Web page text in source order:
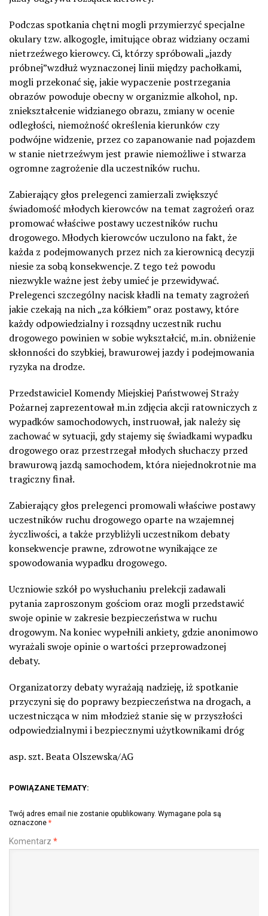
Podczas spotkania chętni mogli przymierzyć specjalne
okulary tzw. alkogogle, imitujące obraz widziany oczami
nietrzeźwego kierowcy. Ci, którzy spróbowali „jazdy
próbnej”wzdłuż wyznaczonej linii między pachołkami,
mogli przekonać się, jakie wypaczenie postrzegania
obrazów powoduje obecny w organizmie alkohol, np.
zniekształcenie widzianego obrazu, zmiany w ocenie
odległości, niemożność określenia kierunków czy
podwójne widzenie, przez co zapanowanie nad pojazdem
w stanie nietrzeźwym jest prawie niemożliwe i stwarza
ogromne zagrożenie dla uczestników ruchu.
Zabierający głos prelegenci zamierzali zwiększyć
świadomość młodych kierowców na temat zagrożeń oraz
promować właściwe postawy uczestników ruchu
drogowego. Młodych kierowców uczulono na fakt, że
każda z podejmowanych przez nich za kierownicą decyzji
niesie za sobą konsekwencje. Z tego też powodu
niezwykle ważne jest żeby umieć je przewidywać.
Prelegenci szczególny nacisk kładli na tematy zagrożeń
jakie czekają na nich „za kółkiem” oraz postawy, które
każdy odpowiedzialny i rozsądny uczestnik ruchu
drogowego powinien w sobie wykształcić, m.in. obniżenie
skłonności do szybkiej, brawurowej jazdy i podejmowania
ryzyka na drodze.
Przedstawiciel Komendy Miejskiej Państwowej Straży
Pożarnej zaprezentował m.in zdjęcia akcji ratowniczych z
wypadków samochodowych, instruował, jak należy się
zachować w sytuacji, gdy stajemy się świadkami wypadku
drogowego oraz przestrzegał młodych słuchaczy przed
brawurową jazdą samochodem, która niejednokrotnie ma
tragiczny finał.
Zabierający głos prelegenci promowali właściwe postawy
uczestników ruchu drogowego oparte na wzajemnej
życzliwości, a także przybliżyli uczestnikom debaty
konsekwencje prawne, zdrowotne wynikające ze
spowodowania wypadku drogowego.
Uczniowie szkół po wysłuchaniu prelekcji zadawali
pytania zaproszonym gościom oraz mogli przedstawić
swoje opinie w zakresie bezpieczeństwa w ruchu
drogowym. Na koniec wypełnili ankiety, gdzie anonimowo
wyrażali swoje opinie o wartości przeprowadzonej
debaty.
Organizatorzy debaty wyrażają nadzieję, iż spotkanie
przyczyni się do poprawy bezpieczeństwa na drogach, a
uczestnicząca w nim młodzież stanie się w przyszłości
odpowiedzialnymi i bezpiecznymi użytkownikami dróg
asp. szt. Beata Olszewska/AG
POWIĄZANE TEMATY:
Twój adres email nie zostanie opublikowany. Wymagane pola są
oznaczone *
Komentarz *